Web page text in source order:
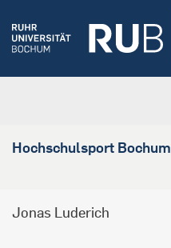
Hochschulsport Bochum
Jonas Luderich